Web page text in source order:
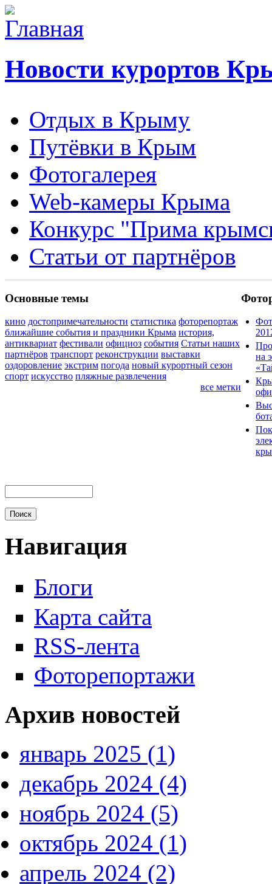
Новости курортов
Отдых в Крыму
Путёвки в Крым
Фотогалерея
Web-камеры Крыма
Конкурс "Прима
Статьи от партнёров
Основные темы
кино достопримечательности статистика фоторепортаж
ближайшие события и праздники Крыма история,
антиквариат фестивали официоз события Статьи наших
партнёров транспорт реконструкции выставки
оздоровление экстрим погода новый курортный сезон
спорт искусство пляжные развлечения
все метки
на
Навигация
Блоги
Карта сайта
RSS-лента
Фоторепортажи
Архив новостей
январь 2025 (1)
декабрь 2024 (4)
ноябрь 2024 (5)
октябрь 2024 (1)
апрель 2024 (2)